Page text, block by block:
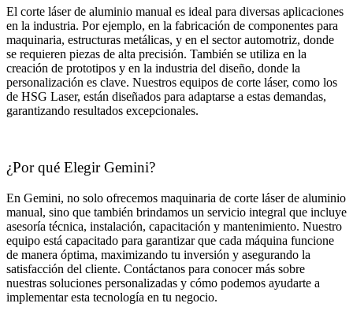
El corte láser de aluminio manual es ideal para diversas aplicaciones
en la industria. Por ejemplo, en la fabricación de componentes para
maquinaria, estructuras metálicas, y en el sector automotriz, donde
se requieren piezas de alta precisión. También se utiliza en la
creación de prototipos y en la industria del diseño, donde la
personalización es clave. Nuestros equipos de corte láser, como los
de HSG Laser, están diseñados para adaptarse a estas demandas,
garantizando resultados excepcionales.
¿Por qué Elegir Gemini?
En Gemini, no solo ofrecemos maquinaria de corte láser de aluminio
manual, sino que también brindamos un servicio integral que incluye
asesoría técnica, instalación, capacitación y mantenimiento. Nuestro
equipo está capacitado para garantizar que cada máquina funcione
de manera óptima, maximizando tu inversión y asegurando la
satisfacción del cliente. Contáctanos para conocer más sobre
nuestras soluciones personalizadas y cómo podemos ayudarte a
implementar esta tecnología en tu negocio.